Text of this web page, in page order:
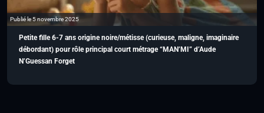
Publié le 5 novembre 2025
Petite fille 6-7 ans origine noire/métisse (curieuse, maligne, imaginaire
débordant) pour rôle principal court métrage “MAN’MI” d’Aude
N’Guessan Forget